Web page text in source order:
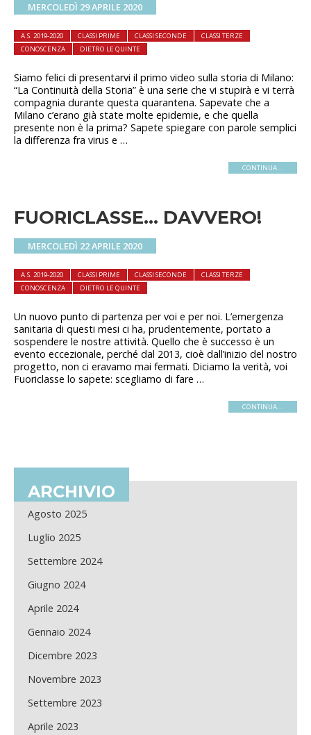
MERCOLEDÌ 29 APRILE 2020
A.S. 2019-2020 CLASSI PRIME CLASSI SECONDE
CLASSI TERZE
CONOSCENZA
DIETRO LE QUINTE
Siamo felici di presentarvi il primo video sulla storia di Milano:
“La Continuità della Storia” è una serie che vi stupirà e vi terrà
compagnia durante questa quarantena. Sapevate che a
Milano c’erano già state molte epidemie, e che quella
presente non è la prima? Sapete spiegare con parole semplici
la differenza fra virus e …
CONTINUA...
FUORICLASSE… DAVVERO!
MERCOLEDÌ 22 APRILE 2020
A.S. 2019-2020 CLASSI PRIME CLASSI SECONDE
CLASSI TERZE
CONOSCENZA
DIETRO LE QUINTE
Un nuovo punto di partenza per voi e per noi. L’emergenza
sanitaria di questi mesi ci ha, prudentemente, portato a
sospendere le nostre attività. Quello che è successo è un
evento eccezionale, perché dal 2013, cioè dall’inizio del nostro
progetto, non ci eravamo mai fermati. Diciamo la verità, voi
Fuoriclasse lo sapete: scegliamo di fare …
CONTINUA...
ARCHIVIO
Agosto 2025
Luglio 2025
Settembre 2024
Giugno 2024
Aprile 2024
Gennaio 2024
Dicembre 2023
Novembre 2023
Settembre 2023
Aprile 2023